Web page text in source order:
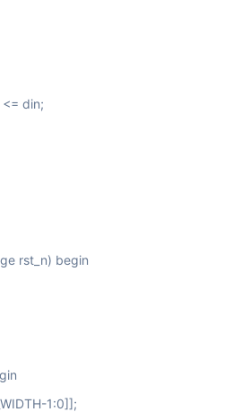
<= din;
rst_n) begin
1:0]];